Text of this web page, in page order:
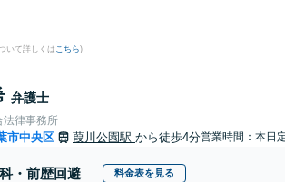
いて詳しくは こちら)
弁護士
法律事務所
市中央区 葭川公園駅 から徒歩4分営業時間：本日
・前歴回避 料金表を見る